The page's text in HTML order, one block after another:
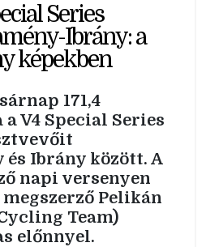
Series
Ibrány: a
képekben
171,4
V4 Special Series
és Ibrány között. A
napi versenyen
Pelikán
Team)
előnnyel.